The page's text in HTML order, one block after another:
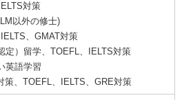
対策
以外の修士)
、GMAT対策
定）留学、TOEFL、IELTS対策
英語学習
策、TOEFL、IELTS、GRE対策